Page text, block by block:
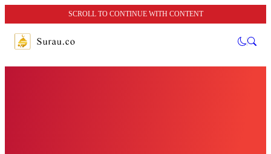
SCROLL TO CONTINUE WITH CONTENT